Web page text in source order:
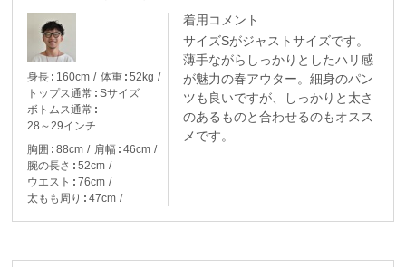
身長 160cm 体重
52kg
トップス通常
Sサイズ
ボトムス通常
28～29インチ
胸囲
88cm 肩幅
46cm
腕の長さ
52cm
ウエスト
76cm
太もも周り
47cm
着用コメント
サイズSがジャストサイズです。
薄手ながらしっかりとしたハリ感
が魅力の春アウター。細身のパン
ツも良いですが、しっかりと太さ
のあるものと合わせるのもオスス
メです。